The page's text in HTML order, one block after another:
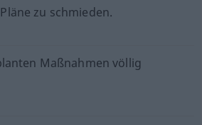
zu schmieden.
Maßnahmen völlig